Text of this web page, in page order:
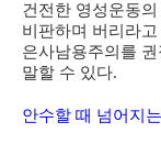
건전한 영성운동
비판하며 버리라
은사남용주의를
말할 수 있다.
안수할 때 넘어지